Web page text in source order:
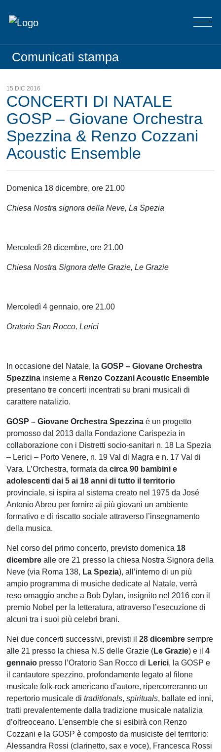
Comunicati stampa
15 DIC 2016
CONCERTI DI NATALE
GOSP – Giovane Orchestra
Spezzina & Renzo Cozzani
Acoustic Ensemble
Domenica 18 dicembre, ore 21.00
Chiesa Nostra signora della Neve, La Spezia
Mercoledì 28 dicembre, ore 21.00
Chiesa Nostra Signora delle Grazie, Le Grazie
Mercoledì 4 gennaio, ore 21.00
Oratorio San Rocco, Lerici
In occasione del Natale, laGOSP – Giovane Orchestra
Spezzina insieme a Renzo Cozzani Acoustic Ensemble
presentano tre concerti incentrati su brani musicali di
carattere natalizio.
GOSP – Giovane Orchestra Spezzina è un progetto
promosso dal 2013 dalla Fondazione Carispezia in
collaborazione con i Distretti socio-sanitari n. 18 La Spezia
– Lerici – Porto Venere, n. 19 Val di Magra e n. 17 Val di
Vara. L’Orchestra, formata dacirca 90 bambini e
adolescenti dai 5 ai 18 anni di tutto il territorio
provinciale, si ispira al sistema creato nel 1975 da José
Antonio Abreu per fornire ai più giovani un ambiente
formativo e di riscatto sociale attraverso l’insegnamento
della musica.
Nel corso del primo concerto, previsto domenica 18
dicembre alle ore 21 presso la chiesa Nostra Signora della
Neve (via Roma 138, La Spezia), all’interno di un più
ampio programma di musiche dedicate al Natale, verrà
reso omaggio anche a Bob Dylan, insignito nel 2016 con il
premio Nobel per la letteratura, attraverso l’esecuzione di
alcuni tra i suoi più celebri brani.
Nei due concerti successivi, previsti il28 dicembre sempre
alle 21 presso la chiesa N.S delle Grazie (Le Grazie) e il4
gennaio presso l’Oratorio San Rocco di Lerici, la GOSP e
il cantautore spezzino, profondamente legato al filone
musicale folk-rock americano d’autore, ripercorreranno un
repertorio musicale ditraditionals,spirituals, ballate ed inni,
tratti prevalentemente dalla tradizione musicale natalizia
d’oltreoceano. L’ensemble che si esibirà con Renzo
Cozzani e la GOSP è composto da musiciste del territorio:
Alessandra Rossi (clarinetto, sax e voce), Francesca Rossi